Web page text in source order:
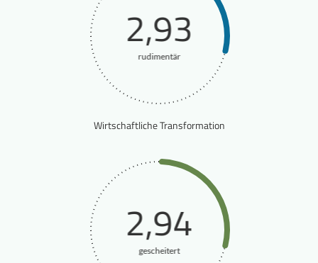
2,93
rudimentär
Wirtschaftliche Transformation
2,94
gescheitert